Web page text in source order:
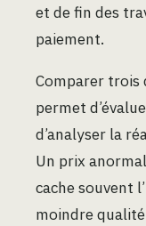
et de fin des
paiement.
Comparer trois
permet
d’analyser la
Un prix
cache souvent
moindre